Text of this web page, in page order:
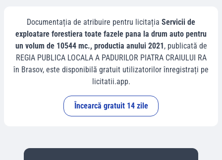
Documentația de atribuire pentru licitația Servicii de
exploatare forestiera toate fazele pana la drum auto pentru
un volum de 10544 mc., productia anului 2021, publicată de
REGIA PUBLICA LOCALA A PADURILOR PIATRA CRAIULUI RA
în Brasov, este disponibilă gratuit utilizatorilor înregistrați pe
licitatii.app.
Încearcă gratuit 14 zile